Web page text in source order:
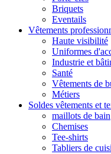
Briquets
Eventails
Vêtements
Haute visibilité
Uniformes
Industrie et
Santé
Vêtements de
Métiers
Soldes vêtements et
maillots de bain
Chemises
Tee-shirts
Tabliers de